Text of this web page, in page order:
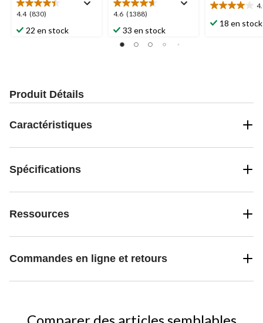
4.4 (830)
4.4
étoile(s)
sur
22 en stock
4.6 (1388)
4.6
étoile(s)
sur
5.
33 en stock
4.0
étoile(s)
18 en stock
Produit Détails
Caractéristiques
Spécifications
Ressources
Commandes en ligne et retours